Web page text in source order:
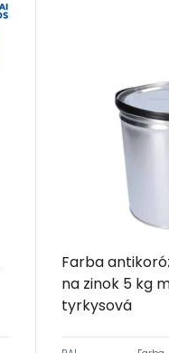
Farba
na zinok 5 kg
tyrkysová